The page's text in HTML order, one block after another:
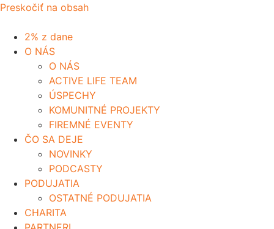
Preskočiť na obsah
2% z dane
O NÁS
O NÁS
ACTIVE LIFE TEAM
ÚSPECHY
KOMUNITNÉ PROJEKTY
FIREMNÉ EVENTY
ČO SA DEJE
NOVINKY
PODCASTY
PODUJATIA
OSTATNÉ PODUJATIA
CHARITA